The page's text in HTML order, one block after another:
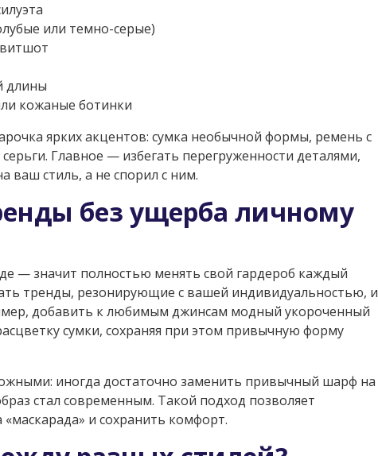
или темно-серые)
длины
кожаные ботинки
ярких акцентов: сумка необычной формы, ремень с
Главное — избегать перегруженности деталями,
ваш стиль, а не спорил с ним.
без ущерба личному
— значит полностью менять свой гардероб каждый
тренды, резонирующие с вашей индивидуальностью, и
добавить к любимым джинсам модный укороченный
сумки, сохраняя при этом привычную форму
иногда достаточно заменить привычный шарф на
стал современным. Такой подход позволяет
«маскарада» и сохранить комфорт.